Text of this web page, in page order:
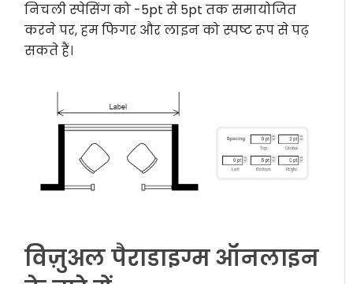
निचली स्पेसिंग को -5pt से 5pt तक समायोजित
करने पर, हम फिगर और लाइन को स्पष्ट रूप से पढ़
सकते हैं।
विज़ुअल पैराडाइग्म ऑनलाइन